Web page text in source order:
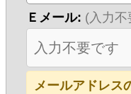
Ｅメール: (入力不
メールアドレス